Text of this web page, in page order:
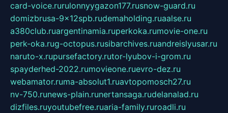
card-voice.rurulonnyygazon177.rusnow-guard.ru
domizbrusa-9x12spb.rudemaholding.ruaalse.ru
a380club.ruargentinamia.ruperkoka.rumovie-one.ru
perk-oka.rug-octopus.rusibarchives.ruandreislyusar.ru
naruto-x.rupursefactory.rutor-lyubov-i-grom.ru
spayderhed-2022.rumovieone.ruevro-dez.ru
webamator.ruma-absolut1.ruavtopomosch27.ru
nv-750.runews-plain.runertansaga.rudelanalad.ru
dizfiles.ruyoutubefree.ruaria-family.ruroadli.ru